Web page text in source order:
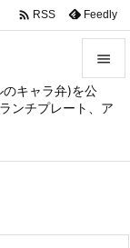
キャラ弁)を公
ンチプレート、ア


メニュ
サイド

 RSS Feedly